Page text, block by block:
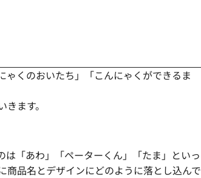
ゃくのおいたち」「こんにゃくができるま
ます。
「あわ」「ペーターくん」「たま」といっ
品名とデザインにどのように落とし込んで